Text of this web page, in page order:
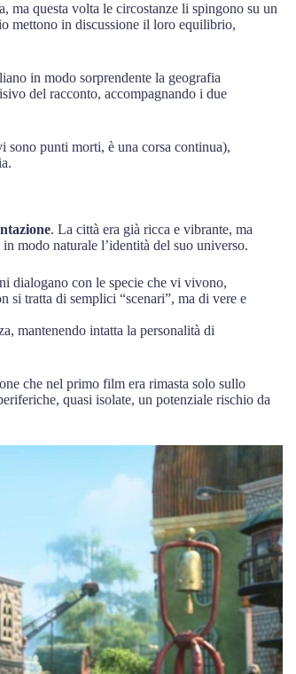
ma questa volta le circostanze li spingono su un
mettono in discussione il loro equilibrio,
in modo sorprendente la geografia
del racconto, accompagnando i due
sono punti morti, è una corsa continua),
. La città era già ricca e vibrante, ma
modo naturale l’identità del suo universo.
dialogano con le specie che vi vivono,
si tratta di semplici “scenari”, ma di vere e
mantenendo intatta la personalità di
che nel primo film era rimasta solo sullo
quasi isolate, un potenziale rischio da